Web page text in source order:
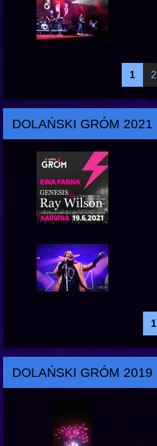
1 2
DOLAŃSKI GRÓM 2021
1
DOLAŃSKI GRÓM 2019